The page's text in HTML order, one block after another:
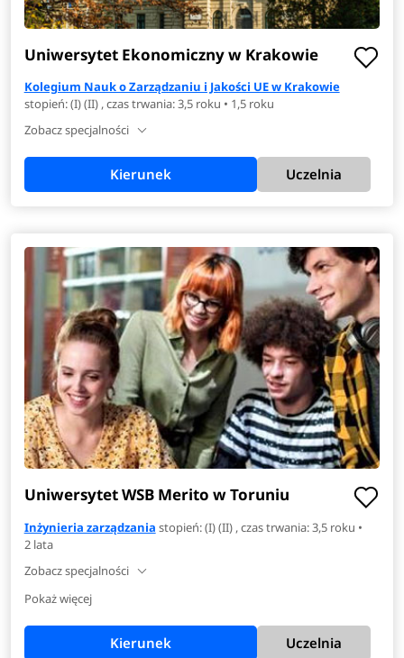
Uniwersytet Ekonomiczny w Krakowie
Kolegium Nauk o Zarządzaniu i Jakości UE w Krakowie
stopień: (I) (II) , czas trwania: 3,5 roku • 1,5 roku
Zobacz specjalności
Kierunek Uczelnia
Uniwersytet WSB Merito w Toruniu
Inżynieria zarządzania stopień: (I) (II) , czas trwania: 3,5 roku •
2 lata
Zobacz specjalności
Pokaż więcej
Kierunek Uczelnia